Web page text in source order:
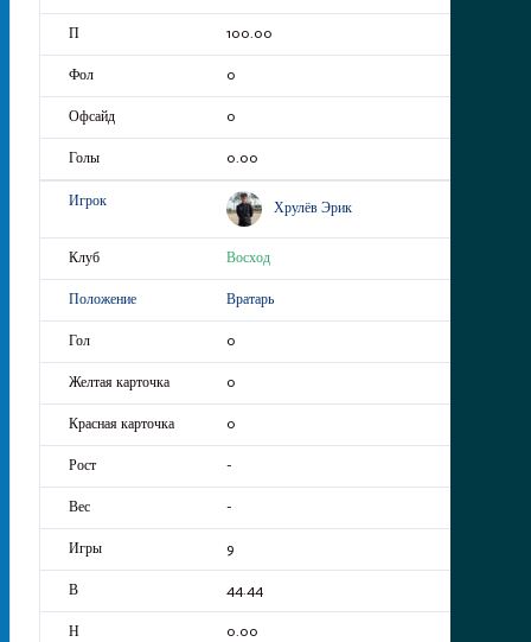
100.00
0
0
0.00
Хрулёв Эрик
Восход
Вратарь
0
0
0
-
-
9
44.44
0.00